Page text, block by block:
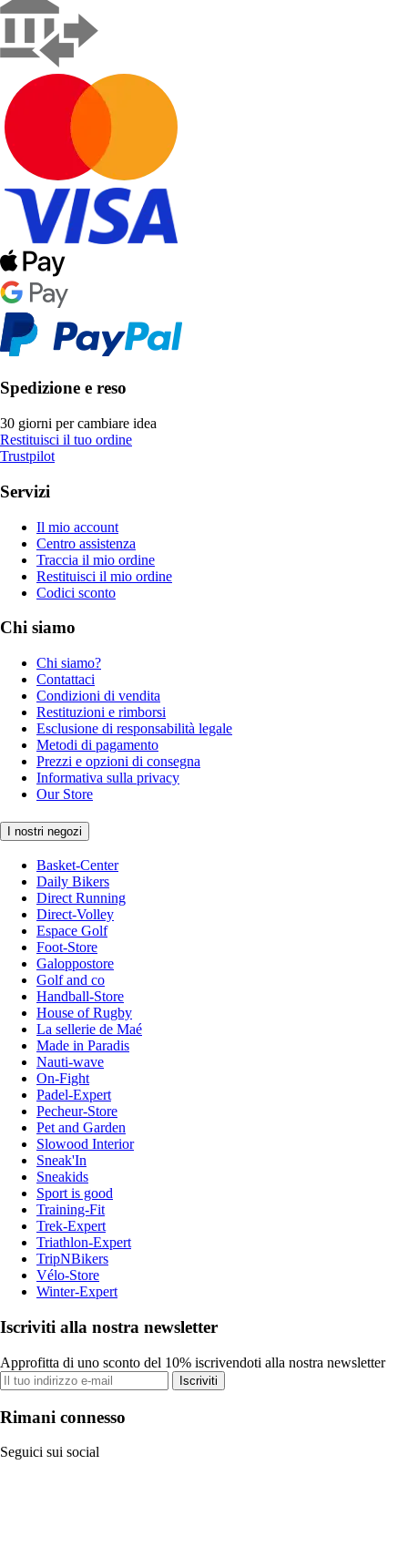
Spedizione e reso
30 giorni per cambiare idea
Restituisci il tuo ordine
Trustpilot
Servizi
Il mio account
Centro assistenza
Traccia il mio ordine
Restituisci il mio ordine
Codici sconto
Chi siamo
Chi siamo?
Contattaci
Condizioni di vendita
Restituzioni e rimborsi
Esclusione di responsabilità legale
Metodi di pagamento
Prezzi e opzioni di consegna
Informativa sulla privacy
Our Store
I nostri negozi
Basket-Center
Daily Bikers
Direct Running
Direct-Volley
Espace Golf
Foot-Store
Galoppostore
Golf and co
Handball-Store
House of Rugby
La sellerie de Maé
Made in Paradis
Nauti-wave
On-Fight
Padel-Expert
Pecheur-Store
Pet and Garden
Slowood Interior
Sneak'In
Sneakids
Sport is good
Training-Fit
Trek-Expert
Triathlon-Expert
TripNBikers
Vélo-Store
Winter-Expert
Iscriviti alla nostra newsletter
Approfitta di uno sconto del 10% iscrivendoti alla nostra newsletter
Iscriviti
Rimani connesso
Seguici sui social